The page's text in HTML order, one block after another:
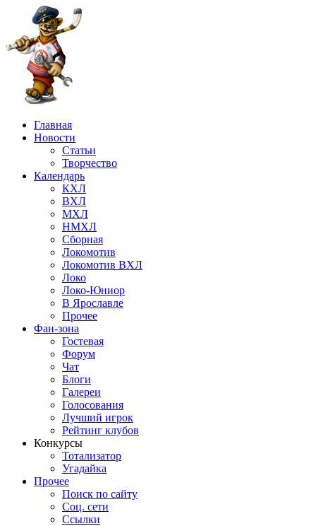
Главная
Новости
Статьи
Творчество
Календарь
КХЛ
ВХЛ
МХЛ
НМХЛ
Сборная
Локомотив
Локомотив ВХЛ
Локо
Локо-Юниор
В Ярославле
Прочее
Фан-зона
Гостевая
Форум
Чат
Блоги
Галереи
Голосования
Лучший игрок
Рейтинг клубов
Конкурсы
Тотализатор
Угадайка
Прочее
Поиск по сайту
Соц. сети
Ссылки